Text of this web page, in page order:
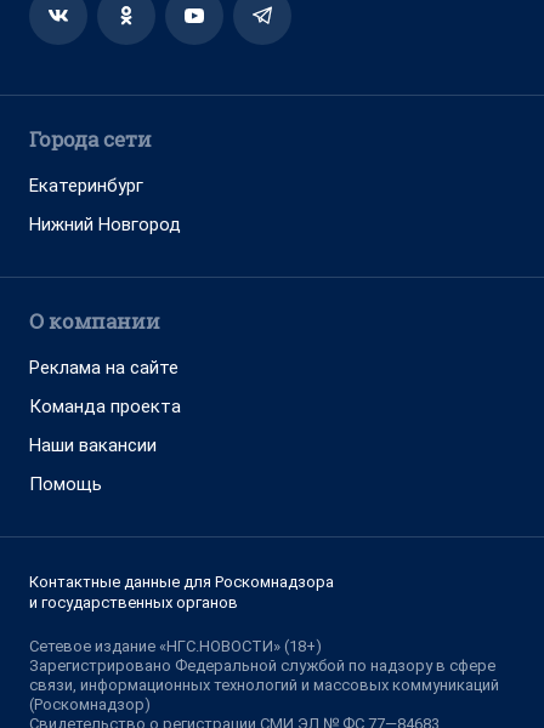
Города сети
Екатеринбург
Нижний Новгород
О компании
Реклама на сайте
Команда проекта
Наши вакансии
Помощь
Контактные данные для Роскомнадзора
и государственных органов
Сетевое издание «НГС.НОВОСТИ» (18+)
Зарегистрировано Федеральной службой по надзору в сфере
связи, информационных технологий и массовых коммуникаций
(Роскомнадзор)
Свидетельство о регистрации СМИ ЭЛ № ФС 77—84683